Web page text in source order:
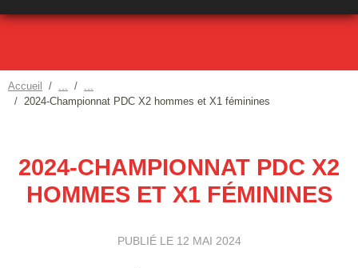
Accueil
2024-Championnat PDC X2 hommes et X1 féminines
2024-CHAMPIONNAT PDC X2
HOMMES ET X1 FÉMININES
PUBLIÉ LE 12 MAI 2024